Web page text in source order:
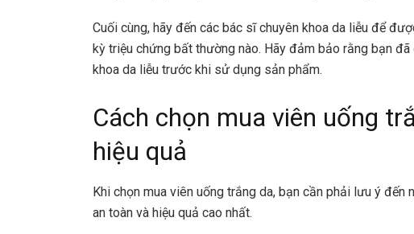
Cuối cùng, hãy đến các bác sĩ chuyên khoa da liễu để
kỳ triệu chứng bất thường nào. Hãy đảm bảo rằng bạn
khoa da liễu trước khi sử dụng sản phẩm.
Cách chọn mua viên uống
hiệu quả
Khi chọn mua viên uống trắng da, bạn cần phải lưu ý
an toàn và hiệu quả cao nhất.